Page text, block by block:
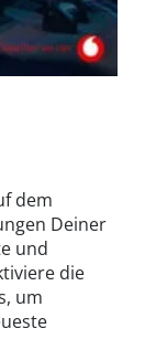
dem
Deiner
und
die
um